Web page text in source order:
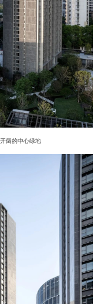
阔的中心绿地